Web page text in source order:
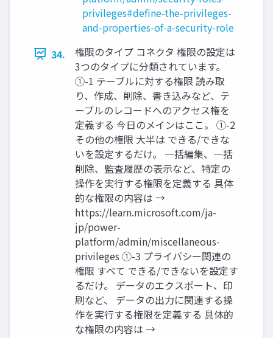
privileges#define-the-privileges-
and-properties-of-a-security-role
34.
権限のタイプ コネクタ 権限の設定は
3つのタイプに分類されています。
①-1 テーブルに対する権限 読み取
り、作成、削除、書き込みなど、テ
ーブルのレコードへのアクセス権を
定義する 今日のメインはここ。 ①-2
その他の権限 大半は できる/できな
いを設定するだけ。 一括編集、一括
削除、監査履歴の表示など、特定の
操作を実行する権限を定義する 具体
的な権限の内容は →
https://learn.microsoft.com/ja-
jp/power-
platform/admin/miscellaneous-
privileges ①-3 プライバシー関連の
権限 すべて できる/できないを設定す
るだけ。 データのエクスポート、印
刷など、 データの出力に関連する操
作を実行する権限を定義する 具体的
な権限の内容は →